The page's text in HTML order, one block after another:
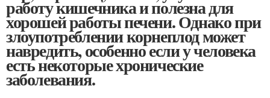
работу кишечника и полезна для
хорошей работы печени. Однако при
злоупотреблении корнеплод может
навредить, особенно если у человека
есть некоторые хронические
заболевания.